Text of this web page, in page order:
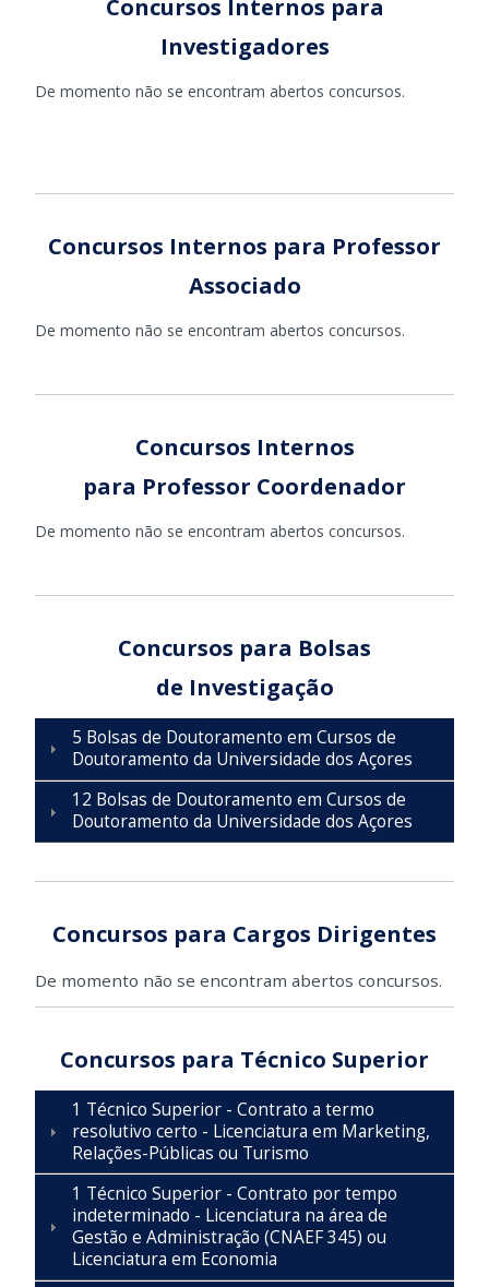
Concursos Internos para
Investigadores
De momento não se encontram abertos concursos.
Concursos Internos para Professor
Associado
De momento não se encontram abertos concursos.
Concursos Internos
para Professor Coordenador
De momento não se encontram abertos concursos.
Concursos para Bolsas
de Investigação
5 Bolsas de Doutoramento em Cursos de
Doutoramento da Universidade dos Açores
12 Bolsas de Doutoramento em Cursos de
Doutoramento da Universidade dos Açores
Concursos para Cargos Dirigentes
De momento não se encontram abertos concursos.
Concursos para Técnico Superior
1 Técnico Superior - Contrato a termo
resolutivo certo - Licenciatura em Marketing,
Relações-Públicas ou Turismo
1 Técnico Superior - Contrato por tempo
indeterminado - Licenciatura na área de
Gestão e Administração (CNAEF 345) ou
Licenciatura em Economia